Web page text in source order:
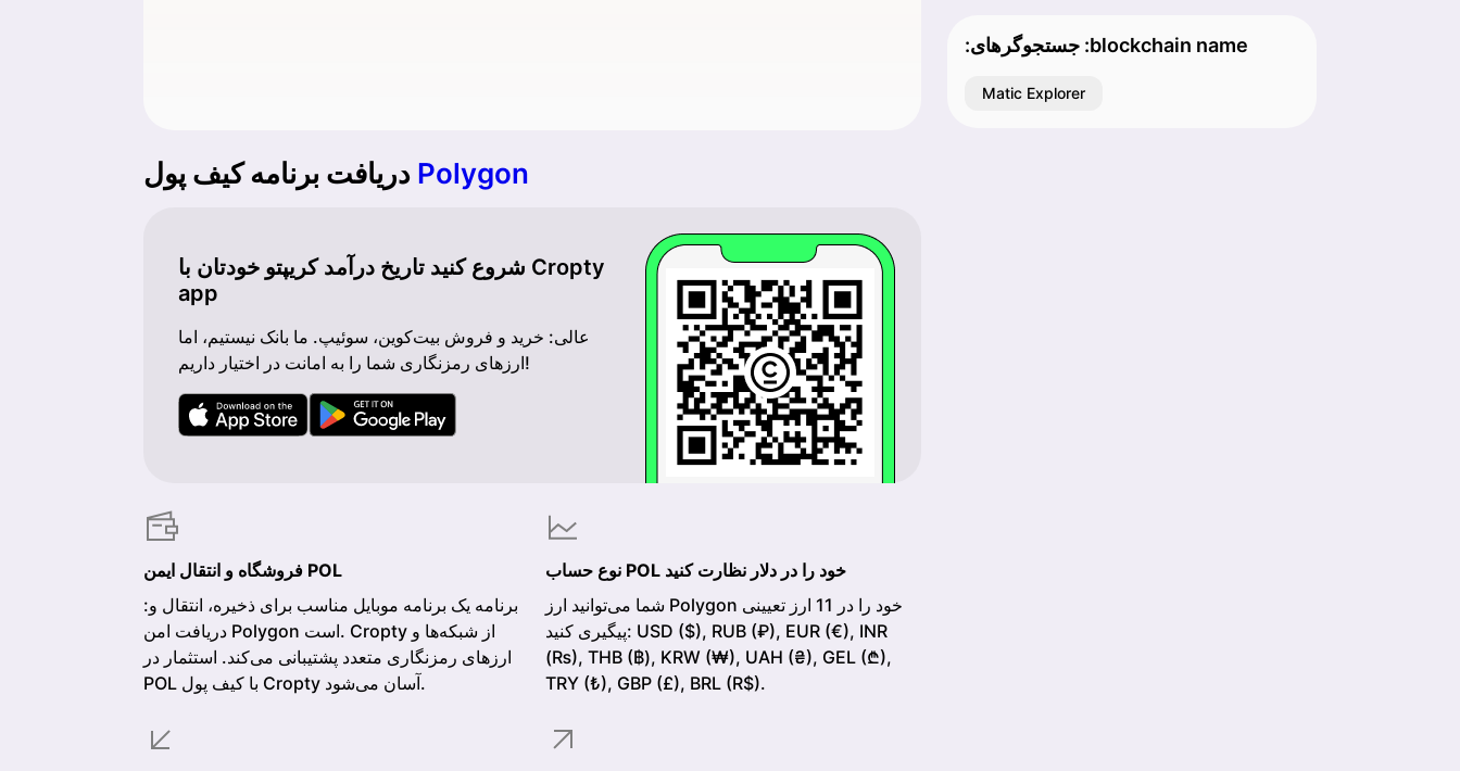
Polygon
شروع کنید تاریخ درآمد کریپتو خودتان با Cropty
app
عالی: خرید و فروش بیت‌کوین، سوئیپ. ما بانک نیستیم، اما
ارزهای رمزنگاری شما را به امانت در اختیار داریم!
فروشگاه و انتقال ایمن POL
:برنامه یک برنامه موبایل مناسب برای ذخیره، انتقال و
دریافت امن Polygon است. Cropty از شبکه‌ها و
ارزهای رمزنگاری متعدد پشتیبانی می‌کند. استثمار در
POL با کیف پول Cropty آسان می‌شود.
نوع حساب POL خود را در دلار نظارت کنید
شما می‌توانید ارز Polygon خود را در 11 ارز تعیینی
پیگیری کنید: USD ($), RUB (₽), EUR (€), INR
(₨), THB (฿), KRW (₩), UAH (₴), GEL (₾),
TRY (₺), GBP (£), BRL (R$).
:جستجوگرهای :blockchain name
Matic Explorer